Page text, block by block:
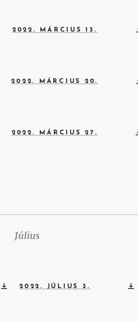
2022. MÁRCIUS 13.
2022. MÁRCIUS 20.
2022. MÁRCIUS 27.
Július
2022. JÚLIUS 3.